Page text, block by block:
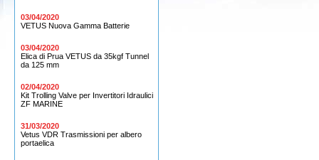
03/04/2020
VETUS Nuova Gamma Batterie
03/04/2020
Elica di Prua VETUS da 35kgf Tunnel
da 125 mm
02/04/2020
Kit Trolling Valve per Invertitori Idraulici
ZF MARINE
31/03/2020
Vetus VDR Trasmissioni per albero
portaelica